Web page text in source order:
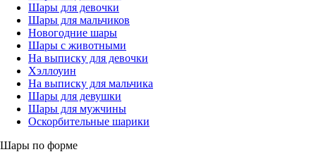
Шары для девочки
Шары для мальчиков
Новогодние шары
Шары с животными
На выписку для девочки
Хэллоуин
На выписку для мальчика
Шары для девушки
Шары для мужчины
Оскорбительные шарики
Шары по форме